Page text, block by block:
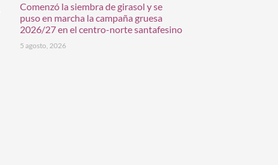
Comenzó la siembra de girasol y se
puso en marcha la campaña gruesa
2026/27 en el centro-norte santafesino
5 agosto, 2026